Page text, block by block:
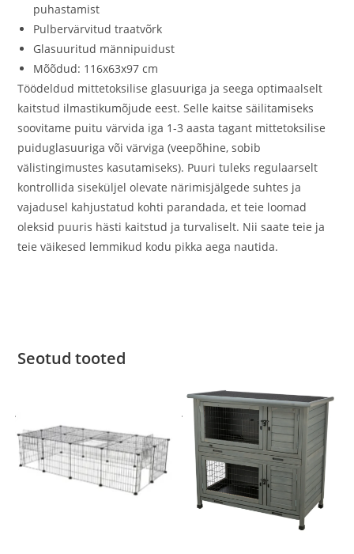
puhastamist
Pulbervärvitud traatvõrk
Glasuuritud männipuidust
Mõõdud: 116x63x97 cm
Töödeldud mittetoksilise glasuuriga ja seega optimaalselt
kaitstud ilmastikumõjude eest. Selle kaitse säilitamiseks
soovitame puitu värvida iga 1-3 aasta tagant mittetoksilise
puiduglasuuriga või värviga (veepõhine, sobib
välistingimustes kasutamiseks). Puuri tuleks regulaarselt
kontrollida siseküljel olevate närimisjälgede suhtes ja
vajadusel kahjustatud kohti parandada, et teie loomad
oleksid puuris hästi kaitstud ja turvaliselt. Nii saate teie ja
teie väikesed lemmikud kodu pikka aega nautida.
Seotud tooted